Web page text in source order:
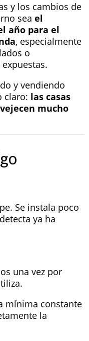
y los cambios de
sea el
año para el
, especialmente
o
y vendiendo
claro: las casas
mucho
Se instala poco
ya ha
una vez por
mínima constante
la